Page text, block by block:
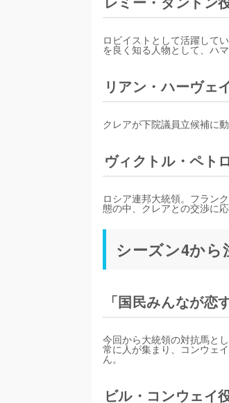
ロビイストとして活躍して
を良く知る人物として、ハ
リアン・ハーヴェ
クレアが下院議員立候補に
ヴィクトル・ペト
ロシア連邦大統領。フラン
態の中、クレアとの交渉に
シーズン4から
「国民みんなが恋
今回から大統領の対抗馬と
常に人が集まり、コンウェ
ん。
ビル・コンウェイ